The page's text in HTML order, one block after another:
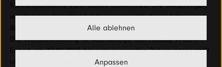
Kundenportfolios kann davon abweichen. Die Änderungen
werden am dem Handelstag umgesetzt, der auf die
Bekanntgabe der neuen Portfoliozusammenstellung folgt.
Die Wertentwicklung ist seit Auflage von Fidelity Wealth
Expert am 19.09.2018 bis zum genannten Datum dargestellt
und basiert auf dem, von der
Alle ablehnen
Anpassen